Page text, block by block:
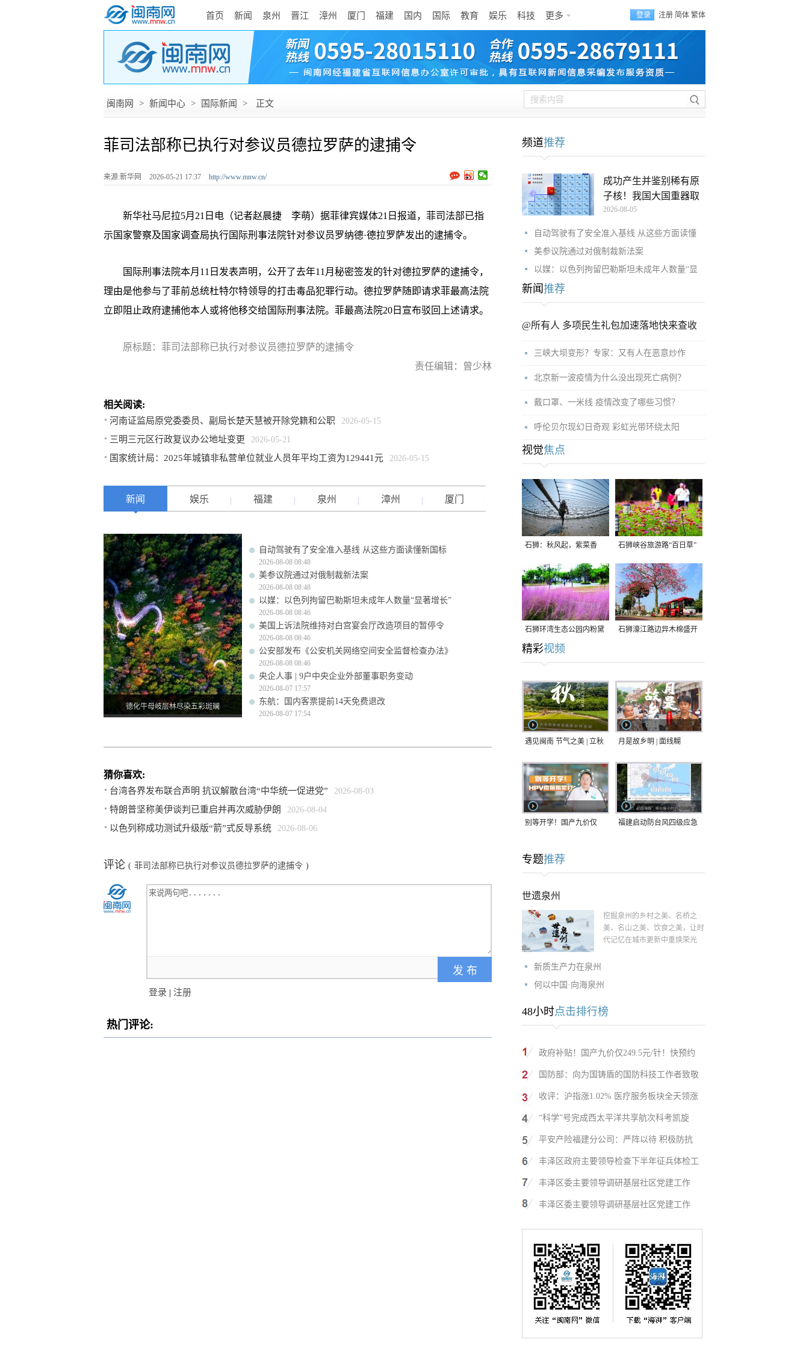
首页 新闻 泉州 晋江 漳州 厦门 福建 国内 国际 教育 娱乐 科技 更多 登录 注册 简体 繁体
闽南网 > 新闻中心 > 国际新闻 > 正文
菲司法部称已执行对参议员德拉罗萨的逮捕令
来源:新华网 2026-05-21 17:37 http://www.mnw.cn/
新华社马尼拉5月21日电（记者赵晨捷 李萌）据菲律宾媒体21日报道，菲司法部已指
示国家警察及国家调查局执行国际刑事法院针对参议员罗纳德·德拉罗萨发出的逮捕令。
国际刑事法院本月11日发表声明，公开了去年11月秘密签发的针对德拉罗萨的逮捕令，
理由是他参与了菲前总统杜特尔特领导的打击毒品犯罪行动。德拉罗萨随即请求菲最高法院
立即阻止政府逮捕他本人或将他移交给国际刑事法院。菲最高法院20日宣布驳回上述请求。
原标题：菲司法部称已执行对参议员德拉罗萨的逮捕令
责任编辑：曾少林
相关阅读:
河南证监局原党委委员、副局长楚天慧被开除党籍和公职 2026-05-15
三明三元区行政复议办公地址变更 2026-05-21
国家统计局：2025年城镇非私营单位就业人员年平均工资为129441元 2026-05-15
新闻 娱乐 福建 泉州 漳州 厦门
德化牛母岐层林尽染五彩斑斓
自动驾驶有了安全准入基线 从这些方面读懂新国标
2026-08-08 08:48
美参议院通过对俄制裁新法案
2026-08-08 08:48
以媒：以色列拘留巴勒斯坦未成年人数量“显著增长”
2026-08-08 08:46
美国上诉法院维持对白宫宴会厅改造项目的暂停令
2026-08-08 08:46
公安部发布《公安机关网络空间安全监督检查办法》
2026-08-08 08:46
央企人事 | 9户中央企业外部董事职务变动
2026-08-07 17:57
东航：国内客票提前14天免费退改
2026-08-07 17:54
猜你喜欢:
台湾各界发布联合声明 抗议解散台湾“中华统一促进党” 2026-08-03
特朗普坚称美伊谈判已重启并再次威胁伊朗 2026-08-04
以色列称成功测试升级版“箭”式反导系统 2026-08-06
评论 ( 菲司法部称已执行对参议员德拉罗萨的逮捕令 )
登录 | 注册
热门评论:
频道推荐
成功产生并鉴别稀有原
子核！我国大国重器取
2026-08-05
自动驾驶有了安全准入基线 从这些方面读懂
美参议院通过对俄制裁新法案
以媒：以色列拘留巴勒斯坦未成年人数量“显
新闻 推荐
@所有人 多项民生礼包加速落地快来查收
三峡大坝变形？专家：又有人在恶意炒作
北京新一波疫情为什么没出现死亡病例？
戴口罩、一米线 疫情改变了哪些习惯？
呼伦贝尔现幻日奇观 彩虹光带环绕太阳
视觉焦点
石狮：秋风起，紫菜香 石狮峡谷旅游路“百日草”
争相斗艳
石狮环湾生态公园内粉黛
乱子草盛放
石狮濠江路边异木棉盛开
精彩视频
遇见闽南 节气之美 | 立秋 月是故乡明 | 面线糊
别等开学！国产九价仅
紧打
福建启动防台风四级应急
专题推荐
世遗泉州
挖掘泉州的乡村之美、名桥之
美、名山之美、饮食之美，让时
代记忆在城市更新中重焕荣光
新质生产力在泉州
何以中国·向海泉州
48小时点击排行榜
政府补贴！国产九价仅249.5元/针！快预约
国防部：向为国铸盾的国防科技工作者致敬
收评：沪指涨1.02% 医疗服务板块全天领涨
“科学”号完成西太平洋共享航次科考凯旋
平安产险福建分公司：严阵以待 积极防抗
丰泽区政府主要领导检查下半年征兵体检工
丰泽区委主要领导调研基层社区党建工作
丰泽区委主要领导调研基层社区党建工作